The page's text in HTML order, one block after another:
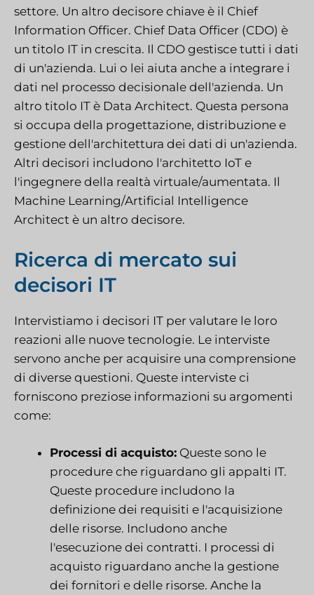
settore. Un altro decisore chiave è il Chief
Information Officer. Chief Data Officer (CDO) è
un titolo IT in crescita. Il CDO gestisce tutti i dati
di un'azienda. Lui o lei aiuta anche a integrare i
dati nel processo decisionale dell'azienda. Un
altro titolo IT è Data Architect. Questa persona
si occupa della progettazione, distribuzione e
gestione dell'architettura dei dati di un'azienda.
Altri decisori includono l'architetto IoT e
l'ingegnere della realtà virtuale/aumentata. Il
Machine Learning/Artificial Intelligence
Architect è un altro decisore.
Ricerca di mercato sui
decisori IT
Intervistiamo i decisori IT per valutare le loro
reazioni alle nuove tecnologie. Le interviste
servono anche per acquisire una comprensione
di diverse questioni. Queste interviste ci
forniscono preziose informazioni su argomenti
come:
Processi di acquisto: Queste sono le
procedure che riguardano gli appalti IT.
Queste procedure includono la
definizione dei requisiti e l'acquisizione
delle risorse. Includono anche
l'esecuzione dei contratti. I processi di
acquisto riguardano anche la gestione
dei fornitori e delle risorse. Anche la